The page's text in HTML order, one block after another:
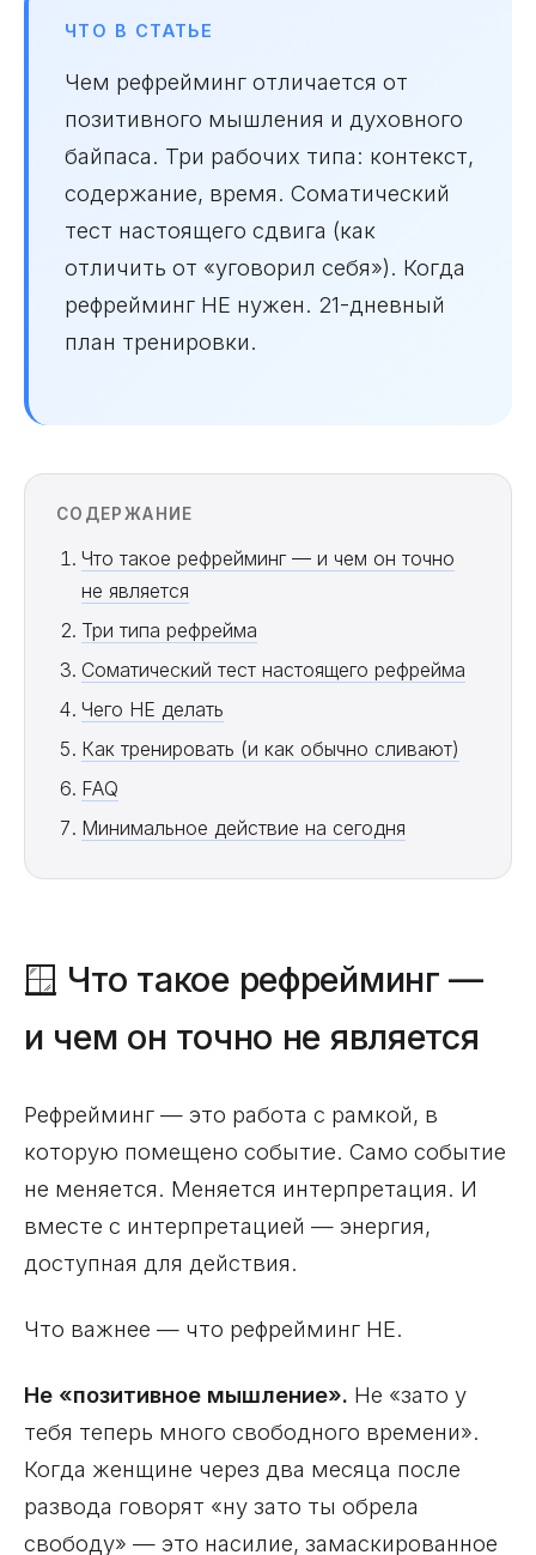
ЧТО В СТАТЬЕ
Чем рефрейминг отличается от
позитивного мышления и духовного
байпаса. Три рабочих типа: контекст,
содержание, время. Соматический
тест настоящего сдвига (как
отличить от «уговорил себя»). Когда
рефрейминг НЕ нужен. 21-дневный
план тренировки.
СОДЕРЖАНИЕ
Что такое рефрейминг — и чем он точно
не является
Три типа рефрейма
Соматический тест настоящего рефрейма
Чего НЕ делать
Как тренировать (и как обычно сливают)
FAQ
Минимальное действие на сегодня
🪟 Что такое рефрейминг —
и чем он точно не является
Рефрейминг — это работа с рамкой, в
которую помещено событие. Само событие
не меняется. Меняется интерпретация. И
вместе с интерпретацией — энергия,
доступная для действия.
Что важнее — что рефрейминг НЕ.
Не «позитивное мышление». Не «зато у
тебя теперь много свободного времени».
Когда женщине через два месяца после
развода говорят «ну зато ты обрела
свободу» — это насилие, замаскированное